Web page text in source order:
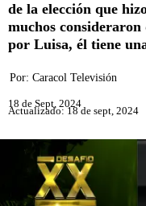
de la elección que
muchos
por Luisa, él tiene
Por: Caracol Televisión
18 de Sept, 2024
Actualizado: 18 de sept, 2024